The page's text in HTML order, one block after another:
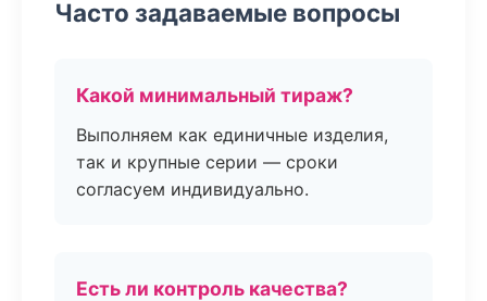
Часто задаваемые вопросы
Какой минимальный тираж?
Выполняем как единичные изделия,
так и крупные серии — сроки
согласуем индивидуально.
Есть ли контроль качества?